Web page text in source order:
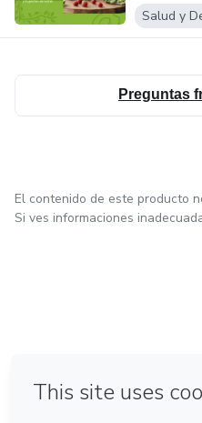
Salud y
Preguntas
El contenido de este producto
Si ves informaciones
Hecho con❤ en Ciudad de